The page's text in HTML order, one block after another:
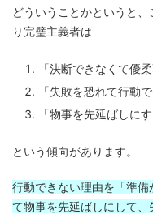
どういうことかというと
り完璧主義者は
「決断できなくて優
「失敗を恐れて行動で
「物事を先延ばしにす
という傾向があります。
行動できない理由を「準
て物事を先延ばしにして